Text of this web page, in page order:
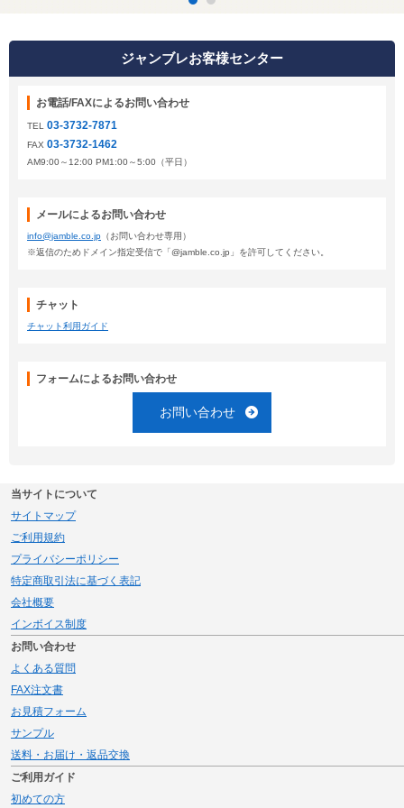
ジャンブレお客様センター
お電話/FAXによるお問い合わせ
TEL 03-3732-7871
FAX 03-3732-1462
AM9:00～12:00 PM1:00～5:00（平日）
メールによるお問い合わせ
info@jamble.co.jp （お問い合わせ専用）
※返信のためドメイン指定受信で「@jamble.co.jp」を許可してください。
チャット
チャット利用ガイド
フォームによるお問い合わせ
お問い合わせ
当サイトについて
サイトマップ
ご利用規約
プライバシーポリシー
特定商取引法に基づく表記
会社概要
インボイス制度
お問い合わせ
よくある質問
FAX注文書
お見積フォーム
サンプル
送料・お届け・返品交換
ご利用ガイド
初めての方